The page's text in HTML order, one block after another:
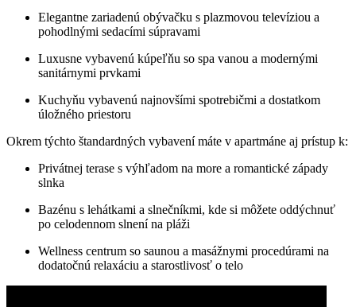
Elegantne zariadenú obývačku s plazmovou televíziou a
pohodlnými sedacími súpravami
Luxusne vybavenú kúpeľňu so spa vanou a modernými
sanitárnymi prvkami
Kuchyňu vybavenú najnovšími spotrebičmi a dostatkom
úložného priestoru
Okrem týchto štandardných vybavení máte v apartmáne aj prístup k:
Privátnej terase s výhľadom na more a romantické západy
slnka
Bazénu s lehátkami a slnečníkmi, kde si môžete oddýchnuť
po celodennom slnení na pláži
Wellness centrum so saunou a masážnymi procedúrami na
dodatočnú relaxáciu a starostlivosť o telo